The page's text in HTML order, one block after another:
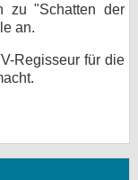
zu "Schatten der
an.
Regisseur für die